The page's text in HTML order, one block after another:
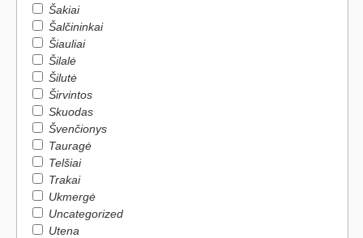
Šakiai
Šalčininkai
Šiauliai
Šilalė
Šilutė
Širvintos
Skuodas
Švenčionys
Tauragė
Telšiai
Trakai
Ukmergė
Uncategorized
Utena